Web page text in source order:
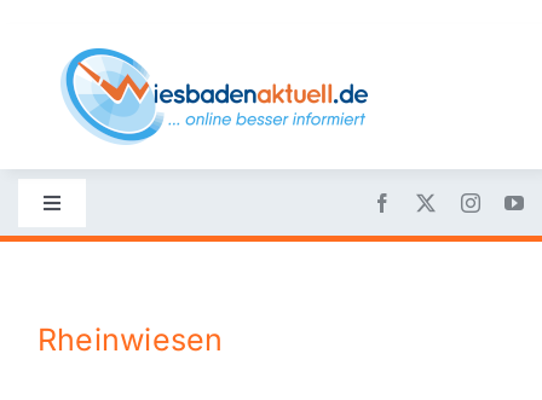
content
Toggle
Navigation
Nachrichten
Rheinwiesen